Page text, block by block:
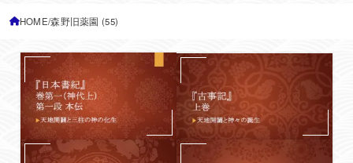
HOME 森野旧薬園 (55)